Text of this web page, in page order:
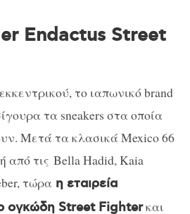
Endactus Street
το ιαπωνικό brand
τα sneakers στα οποία
Μετά τα κλασικά Mexico 66
από τις Bella Hadid, Kaia
τώρα η εταιρεία
ογκώδη Street Fighterκαι